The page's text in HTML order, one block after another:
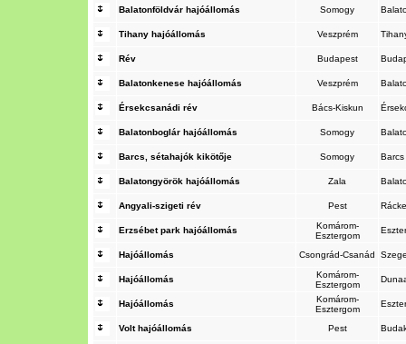
Balatonföldvár hajóállomás Somogy
Tihany hajóállomás Veszprém
Rév Budapest
Balatonkenese hajóállomás Veszprém
Érsekcsanádi rév Bács-Kiskun
Balatonboglár hajóállomás Somogy
Barcs, sétahajók kikötője Somogy Barcs
Balatongyörök hajóállomás Zala
Angyali-szigeti rév Pest
Erzsébet park hajóállomás
Komárom-
Esztergom
Hajóállomás Csongrád-Csanád
Hajóállomás
Komárom-
Esztergom
Hajóállomás
Komárom-
Esztergom
Volt hajóállomás Pest